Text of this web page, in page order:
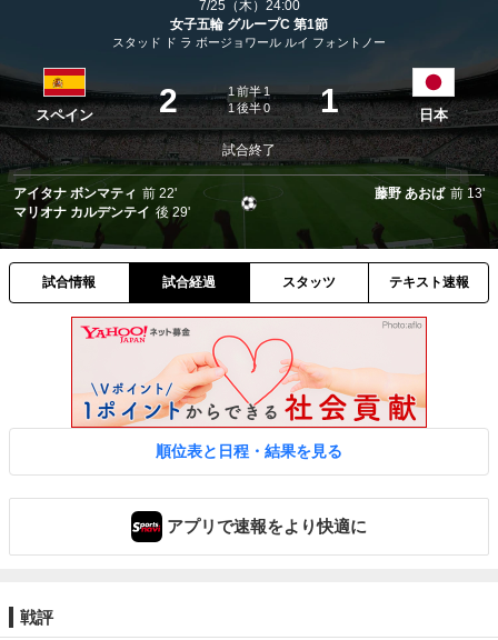
7/25（木）24:00
女子五輪 グループC 第1節
スタッド ド ラ ボージョワール ルイ フォントノー
スペイン 2 1前半1
1後半0 1 日本
試合終了
アイタナ ボンマティ 前 22'
マリオナ カルデンテイ 後29'
藤野 あおば 前 13'
試合情報 試合経過 スタッツ テキスト速報
順位表と日程・結果を見る
アプリで速報をより快適に
戦評